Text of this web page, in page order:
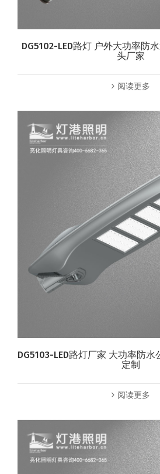
DG5102-LED路灯 户外大功率防
头厂家
阅读更多
DG5103-LED路灯厂家 大功率防
定制
阅读更多